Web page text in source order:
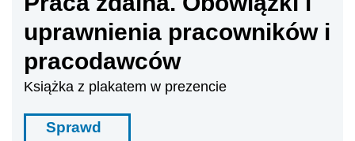
uprawnienia pracowników i
pracodawców
Książka z plakatem w prezencie
Sprawd